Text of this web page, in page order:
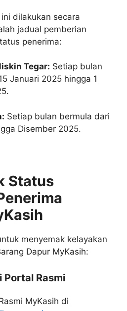
dilakukan secara
jadual pemberian
penerima:
Tegar: Setiap bulan
Januari 2025 hingga 1
Setiap bulan bermula dari
Disember 2025.
Status
menyemak kelayakan
Dapur MyKasih:
Portal Rasmi
MyKasih di